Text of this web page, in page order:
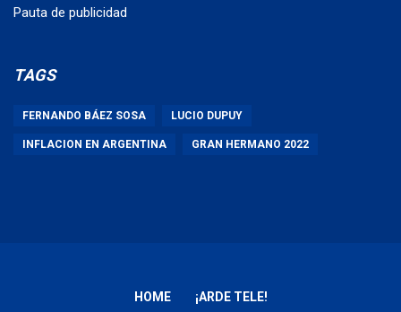
Pauta de publicidad
TAGS
FERNANDO BÁEZ SOSA LUCIO DUPUY
INFLACION EN ARGENTINA GRAN HERMANO 2022
HOME ¡ARDE TELE!